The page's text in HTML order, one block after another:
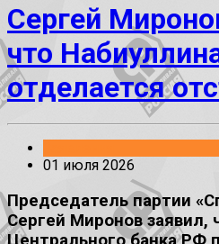
Сергей
что
отделается
01 июля 2026
Председатель партии
Сергей Миронов заявил,